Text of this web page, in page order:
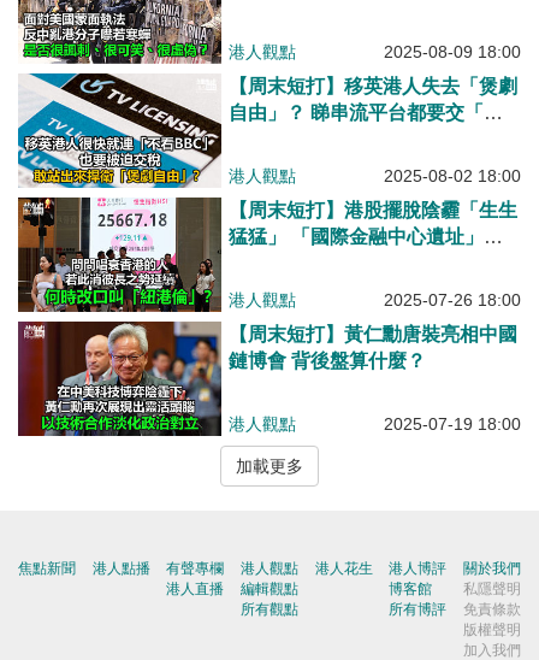
港人觀點 2025-08-09 18:00
【周末短打】移英港人失去「煲劇
自由」？ 睇串流平台都要交「電
港人觀點 2025-08-02 18:00
【周末短打】港股擺脫陰霾「生生
猛猛」 「國際金融中心遺址」輪
港人觀點 2025-07-26 18:00
【周末短打】黃仁勳唐裝亮相中國
鏈博會 背後盤算什麼？
港人觀點 2025-07-19 18:00
加載更多
焦點新聞 港人點播
有聲專欄
港人直播
港人觀點
編輯觀點
所有觀點
港人花生
港人博評
博客館
所有博評
關於我們
私隱聲明
免責條款
版權聲明
加入我們